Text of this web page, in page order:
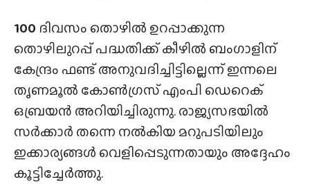
100 ദിവസം തൊഴിൽ ഉറപ്പാക്കുന്ന
തൊഴിലുറപ്പ് പദ്ധതിക്ക് കീഴിൽ ബംഗാളിന്
കേന്ദ്രം ഫണ്ട് അനുവദിച്ചിട്ടില്ലെന്ന് ഇന്നലെ
തൃണമൂൽ കോൺഗ്രസ് എംപി ഡെറെക്
ഒബ്രയൻ അറിയിച്ചിരുന്നു. രാജ്യസഭയിൽ
സർക്കാർ തന്നെ നൽകിയ മറുപടിയിലും
ഇക്കാര്യങ്ങൾ വെളിപ്പെടുന്നതായും അദ്ദേഹം
കൂട്ടിച്ചേർത്തു.